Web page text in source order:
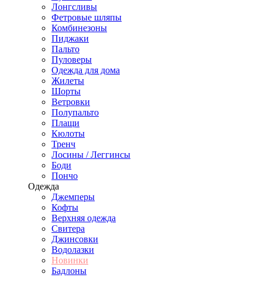
Лонгсливы
Фетровые шляпы
Комбинезоны
Пиджаки
Пальто
Пуловеры
Одежда для дома
Жилеты
Шорты
Ветровки
Полупальто
Плащи
Кюлоты
Тренч
Лосины / Леггинсы
Боди
Пончо
Одежда
Джемперы
Кофты
Верхняя одежда
Свитера
Джинсовки
Водолазки
Новинки
Бадлоны